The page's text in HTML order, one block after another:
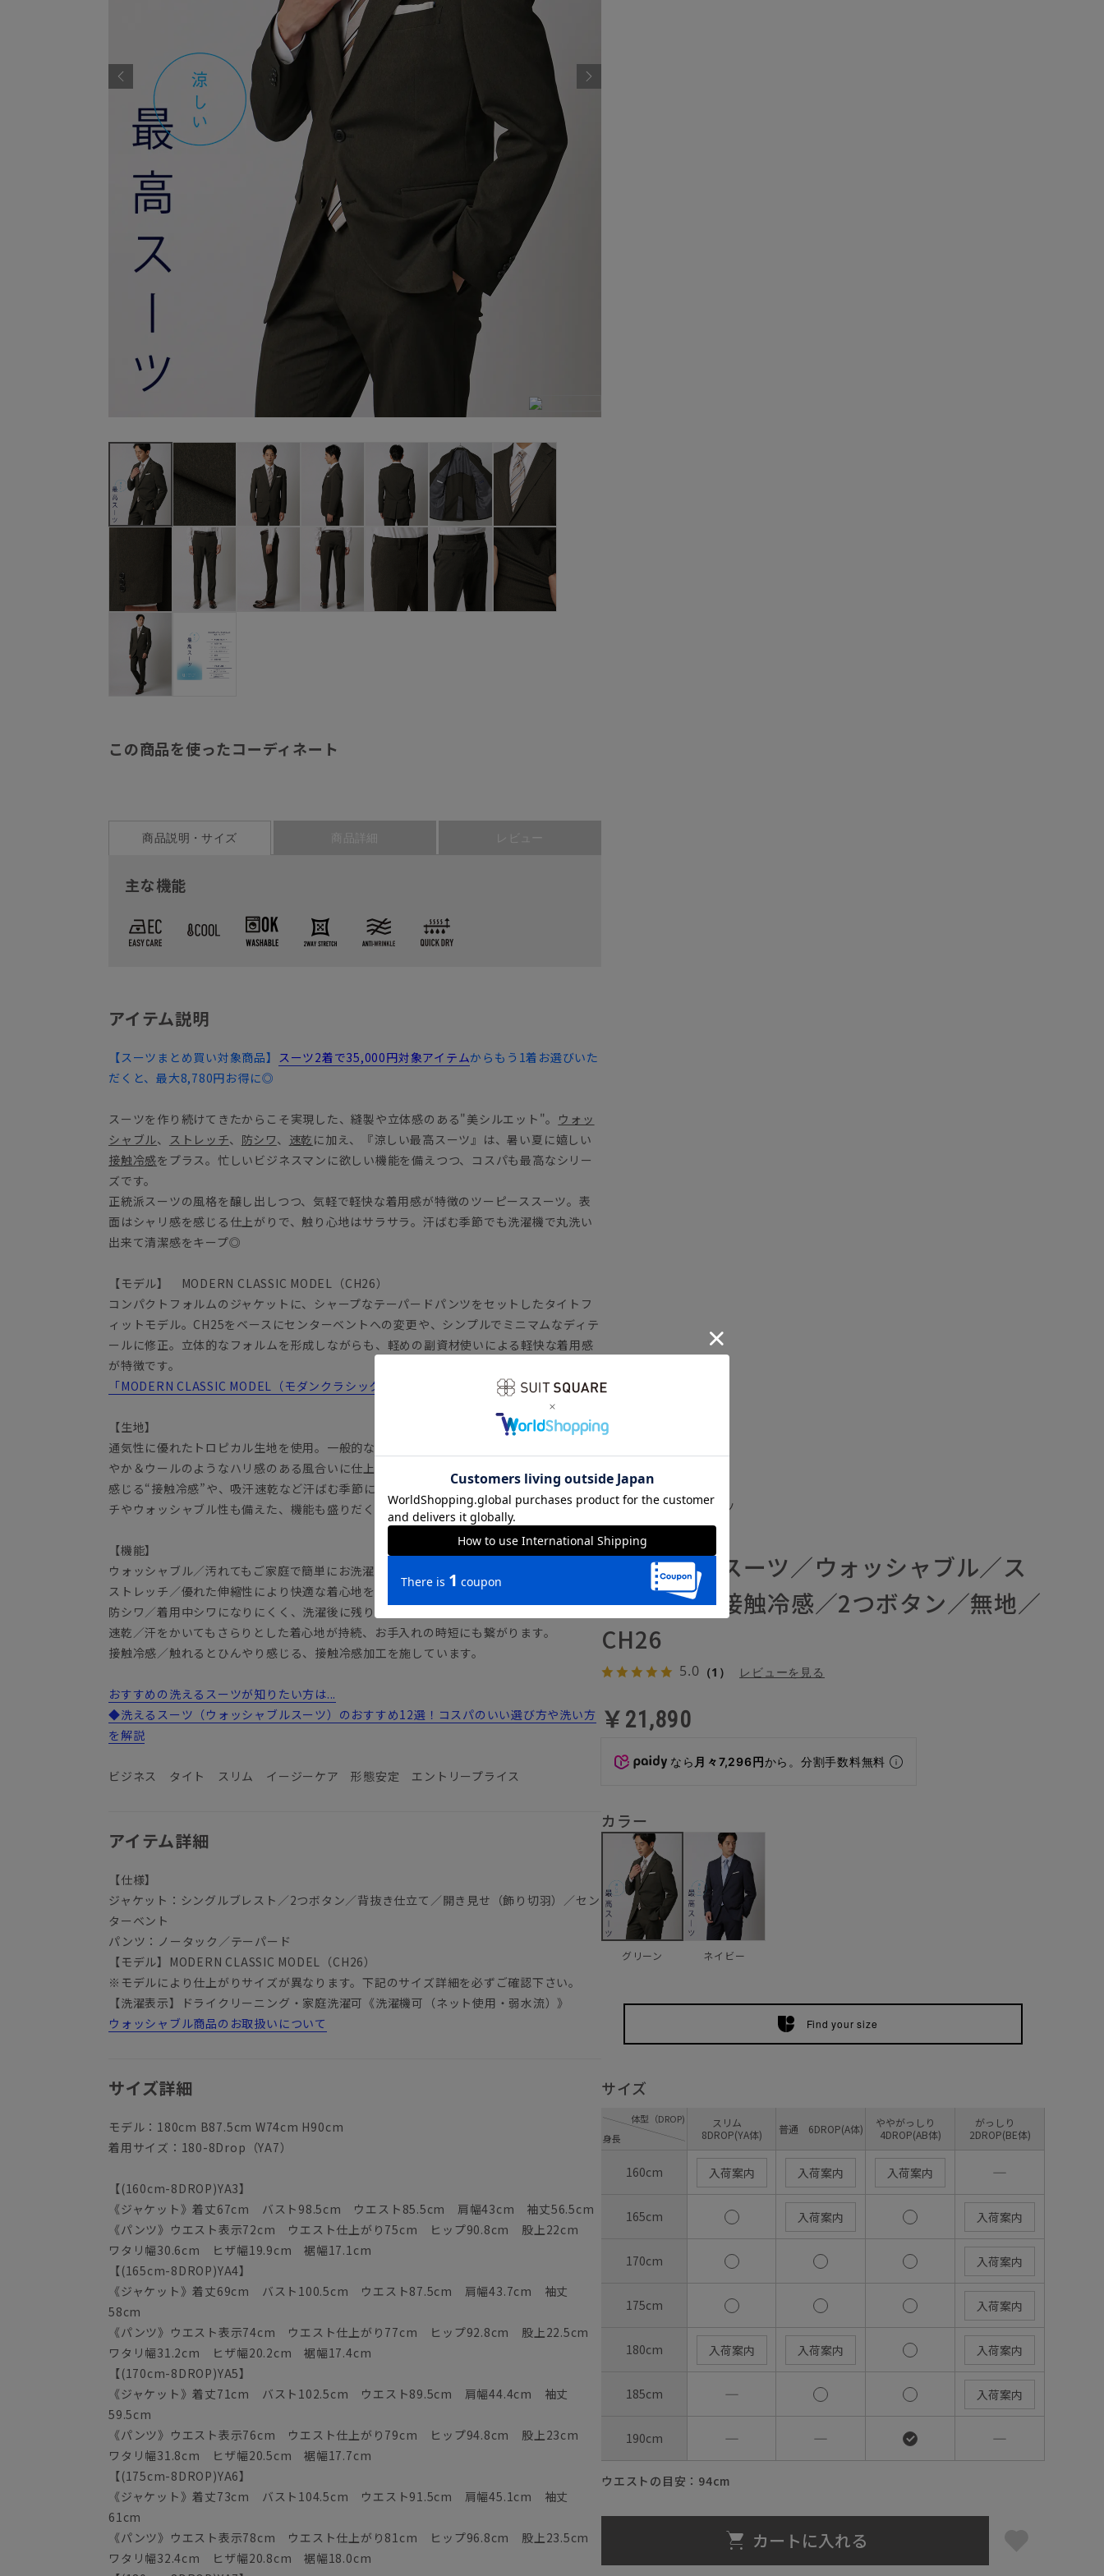
この商品を使ったコーディネート
商品説明・サイズ 商品詳細 レビュー
主な機能
アイテム説明
【スーツまとめ買い対象商品】 スーツ2着で35,000円対象アイテムからもう1着お選びいた
だくと、最大8,780円お得に◎
スーツを作り続けてきたからこそ実現した、縫製や立体感のある"美シルエット"。 ウォッ
シャブル、 ストレッチ、 防シワ、 速乾 に加え、『涼しい最高スーツ』は、暑い夏に嬉しい
接触冷感をプラス。忙しいビジネスマンに欲しい機能を備えつつ、コスパも最高なシリー
ズです。
正統派スーツの風格を醸し出しつつ、気軽で軽快な着用感が特徴のツーピーススーツ。表
面はシャリ感を感じる仕上がりで、触り心地はサラサラ。汗ばむ季節でも洗濯機で丸洗い
出来て清潔感をキープ◎
【モデル】 MODERN CLASSIC MODEL（CH26）
コンパクトフォルムのジャケットに、シャープなテーパードパンツをセットしたタイトフ
ィットモデル。CH25をベースにセンターベントへの変更や、シンプルでミニマムなディテ
ールに修正。立体的なフォルムを形成しながらも、軽めの副資材使いによる軽快な着用感
が特徴です。
「MODERN CLASSIC MODEL（モダンクラシック・モデル）」とは？
【生地】
通気性に優れたトロピカル生地を使用。一般的なポリエステルよりも細い糸を使用し、軽
やか＆ウールのようなハリ感のある風合いに仕上げました。着用した際にひんやり冷たく
感じる“接触冷感”や、吸汗速乾など汗ばむ季節にも重宝◎ グッと伸びる2WAYストレッ
チやウォッシャブル性も備えた、機能も盛りだくさんなファブリックです。
【機能】
ウォッシャブル／汚れてもご家庭で簡単にお洗濯が可能です。
ストレッチ／優れた伸縮性により快適な着心地を叶えます。
防シワ／着用中シワになりにくく、洗濯後に残りがちなシワも防ぎます。
速乾／汗をかいてもさらりとした着心地が持続、お手入れの時短にも繋がります。
接触冷感／触れるとひんやり感じる、接触冷感加工を施しています。
おすすめの洗えるスーツが知りたい方は...
◆洗えるスーツ（ウォッシャブルスーツ）のおすすめ12選！コスパのいい選び方や洗い方
を解説
ビジネス タイト スリム イージーケア 形態安定 エントリープライス
アイテム詳細
【仕様】
ジャケット：シングルブレスト／2つボタン／背抜き仕立て／開き見せ（飾り切羽）／セン
ターベント
パンツ：ノータック／テーパード
【モデル】MODERN CLASSIC MODEL（CH26）
※モデルにより仕上がりサイズが異なります。下記のサイズ詳細を必ずご確認下さい。
【洗濯表示】ドライクリーニング・家庭洗濯可《洗濯機可（ネット使用・弱水流）》
ウォッシャブル商品のお取扱いについて
サイズ詳細
モデル：180cm B87.5cm W74cm H90cm
着用サイズ：180-8Drop（YA7）
【(160cm-8DROP)YA3】
《ジャケット》着丈67cm バスト98.5cm ウエスト85.5cm 肩幅43cm 袖丈56.5cm
《パンツ》ウエスト表示72cm ウエスト仕上がり75cm ヒップ90.8cm 股上22cm
ワタリ幅30.6cm ヒザ幅19.9cm 裾幅17.1cm
【(165cm-8DROP)YA4】
《ジャケット》着丈69cm バスト100.5cm ウエスト87.5cm 肩幅43.7cm 袖丈
58cm
《パンツ》ウエスト表示74cm ウエスト仕上がり77cm ヒップ92.8cm 股上22.5cm
ワタリ幅31.2cm ヒザ幅20.2cm 裾幅17.4cm
【(170cm-8DROP)YA5】
《ジャケット》着丈71cm バスト102.5cm ウエスト89.5cm 肩幅44.4cm 袖丈
59.5cm
《パンツ》ウエスト表示76cm ウエスト仕上がり79cm ヒップ94.8cm 股上23cm
ワタリ幅31.8cm ヒザ幅20.5cm 裾幅17.7cm
【(175cm-8DROP)YA6】
《ジャケット》着丈73cm バスト104.5cm ウエスト91.5cm 肩幅45.1cm 袖丈
61cm
《パンツ》ウエスト表示78cm ウエスト仕上がり81cm ヒップ96.8cm 股上23.5cm
ワタリ幅32.4cm ヒザ幅20.8cm 裾幅18.0cm
春夏／涼しい最高スーツ
1262102-IA
涼しい最高スーツ／ウォッシャブル／ス
トレッチ／接触冷感／2つボタン／無地／
CH26
5.0 （1） レビューを見る
￥21,890
なら 月々7,296円から。分割手数料無料
カラー
グリーン ネイビー
Find your size
サイズ
身長
体型（DROP)
スリム
8DROP(YA体)
普通 6DROP(A体)
ややがっしり
4DROP(AB体)
がっしり
2DROP(BE体)
160cm 入荷案内 入荷案内 入荷案内 ―
165cm 入荷案内 入荷案内
170cm 入荷案内
175cm 入荷案内
180cm 入荷案内 入荷案内 入荷案内
185cm ― 入荷案内
190cm ― ― ―
ウエストの目安： 94cm
カートに入れる